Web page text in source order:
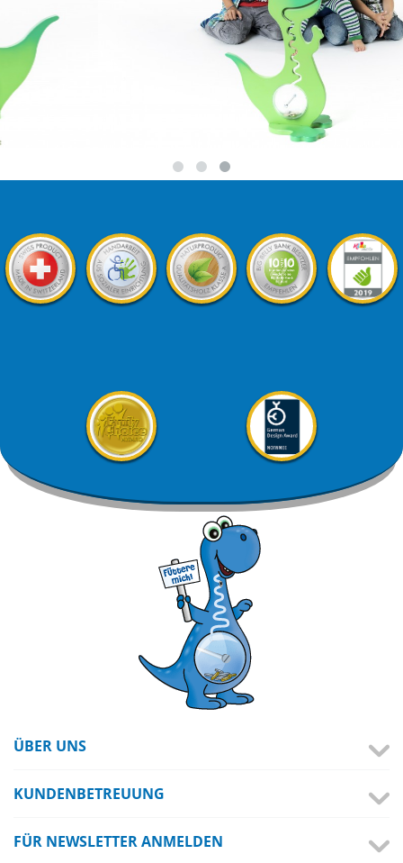
ÜBER UNS
KUNDENBETREUUNG
FÜR NEWSLETTER ANMELDEN